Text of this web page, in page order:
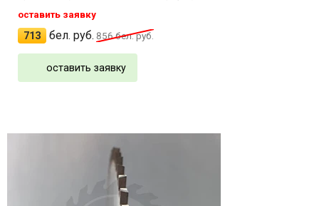
оставить заявку
713 бел. руб. 856бел. руб.
оставить заявку